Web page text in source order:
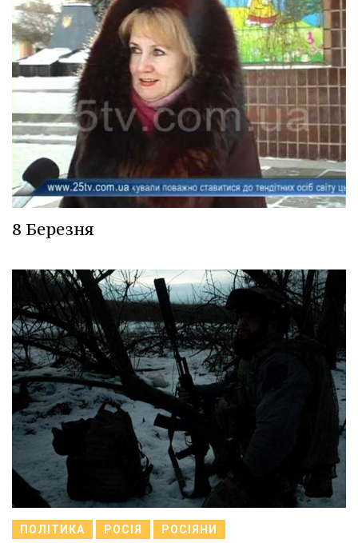
8 Березня
ПОЛІТИКА РОСІЯ РОСІЯНИ